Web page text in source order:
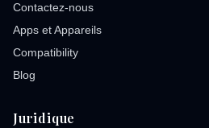
Contactez-nous
Apps et Appareils
Compatibility
Blog
Juridique